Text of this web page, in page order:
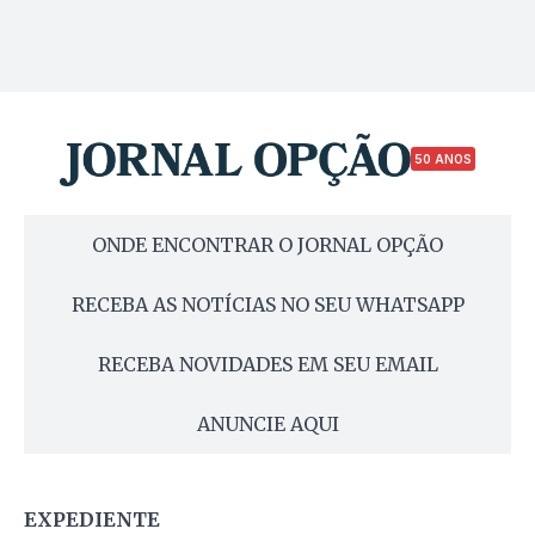
50 ANOS
ONDE ENCONTRAR O JORNAL OPÇÃO
RECEBA AS NOTÍCIAS NO SEU WHATSAPP
RECEBA NOVIDADES EM SEU EMAIL
ANUNCIE AQUI
EXPEDIENTE